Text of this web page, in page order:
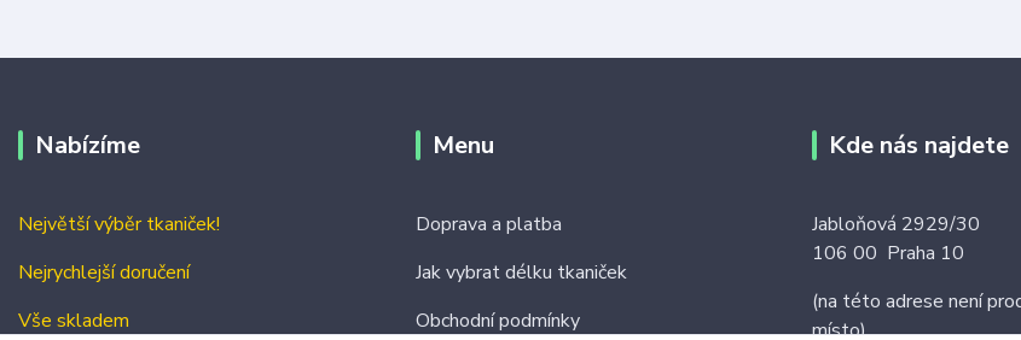
Nabízíme
Největší výběr tkaniček!
Nejrychlejší doručení
Vše skladem
Menu
Doprava a platba
Jak vybrat délku tkaniček
Obchodní podmínky
Kde nás najdete
Jabloňová 2929/30
106 00 Praha 10
(na této adrese není
místo)